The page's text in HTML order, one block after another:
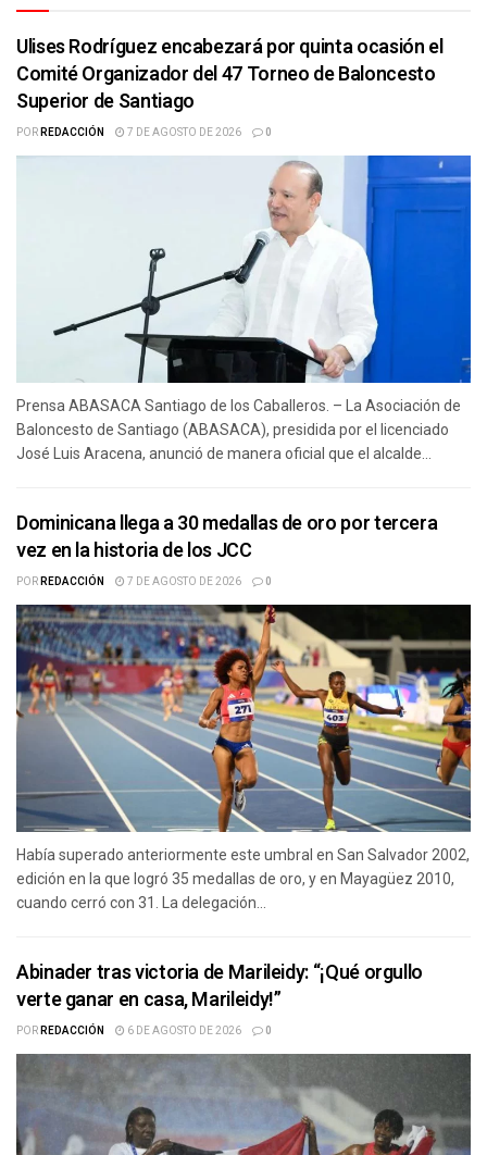
Ulises Rodríguez encabezará por quinta ocasión el
Comité Organizador del 47 Torneo de Baloncesto
Superior de Santiago
PORREDACCIÓN 7 DE AGOSTO DE 2026 0
Prensa ABASACA Santiago de los Caballeros. – La Asociación de
Baloncesto de Santiago (ABASACA), presidida por el licenciado
José Luis Aracena, anunció de manera oficial que el alcalde...
Dominicana llega a 30 medallas de oro por tercera
vez en la historia de los JCC
PORREDACCIÓN 7 DE AGOSTO DE 2026 0
Había superado anteriormente este umbral en San Salvador 2002,
edición en la que logró 35 medallas de oro, y en Mayagüez 2010,
cuando cerró con 31. La delegación...
Abinader tras victoria de Marileidy: “¡Qué orgullo
verte ganar en casa, Marileidy!”
PORREDACCIÓN 6 DE AGOSTO DE 2026 0